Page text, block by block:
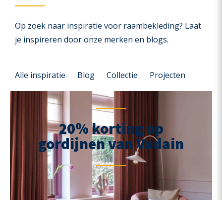
Op zoek naar inspiratie voor raambekleding? Laat
je inspireren door onze merken en blogs.
Alle inspiratie Blog Collectie Projecten
20% korting op
gordijnen van Vadain